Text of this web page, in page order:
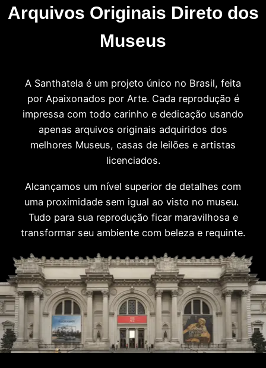
Arquivos Originais Direto dos
Museus
A Santhatela é um projeto único no Brasil, feita
por Apaixonados por Arte. Cada reprodução é
impressa com todo carinho e dedicação usando
apenas arquivos originais adquiridos dos
melhores Museus, casas de leilões e artistas
licenciados.
Alcançamos um nível superior de detalhes com
uma proximidade sem igual ao visto no museu.
Tudo para sua reprodução ficar maravilhosa e
transformar seu ambiente com beleza e requinte.